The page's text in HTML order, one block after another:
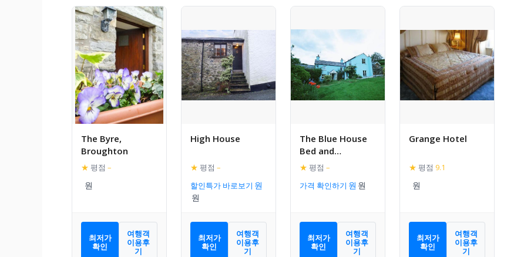
The Byre,
Broughton
★ 평점 –
최저가
확인
여행객
이용후
기
High House
★ 평점 –
할인특가 바로보기
최저가
확인
여행객
이용후
기
The Blue House
Bed and
Breakfast
★ 평점 –
가격 확인하기
최저가
확인
여행객
이용후
기
Grange Hotel
★ 평점 9.1
최저가
확인
여행객
이용후
기